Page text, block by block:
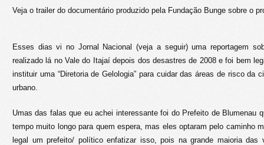
Veja o trailer do documentário produzido pela Fundação Bunge sobre o
Esses dias vi no Jornal Nacional (veja a seguir) uma reportagem
realizado lá no Vale do Itajaí depois dos desastres de 2008 e foi bem
instituir uma “Diretoria de Gelologia” para cuidar das áreas de risco da
urbano.
Umas das falas que eu achei interessante foi do Prefeito de Blumenau
tempo muito longo para quem espera, mas eles optaram pelo caminho
legal um prefeito/ político enfatizar isso, pois na grande maioria das